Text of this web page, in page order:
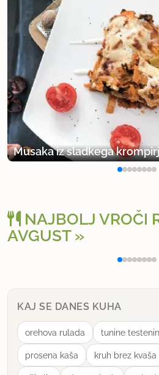
Musaka iz sladkega
NAJBOLJ VROČI
AVGUST
Polnjena paprika na klasičen
KAJ SE DANES KUHA
orehova rulada tunine
prosena kaša kruh brez kvaša